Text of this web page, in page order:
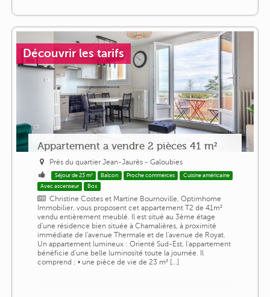
Découvrir les tarifs
Appartement a vendre 2 pièces 41 m²
Près du quartier Jean-Jaurès - Galoubies
Séjour de 23 m² Balcon Proche commerces
Cuisine américaine
Avec ascenseur
Box
Christine Costes et Martine Bournoville, Optimhome
Immobilier, vous proposent cet appartement T2 de 41m²
vendu entièrement meublé. Il est situé au 3ème étage
d'une résidence bien située à Chamalières, à proximité
immédiate de l'avenue Thermale et de l'avenue de Royat.
Un appartement lumineux : Orienté Sud-Est, l'appartement
bénéficie d'une belle luminosité toute la journée. Il
comprend : • une pièce de vie de 23 m² [...]